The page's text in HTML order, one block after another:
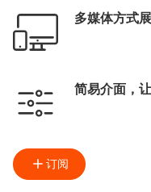
多媒体方式
简易介面，
订阅